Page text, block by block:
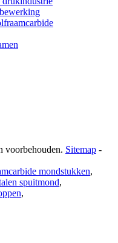
voorbehouden. Sitemap -
mondstukken,
spuitmond,
,